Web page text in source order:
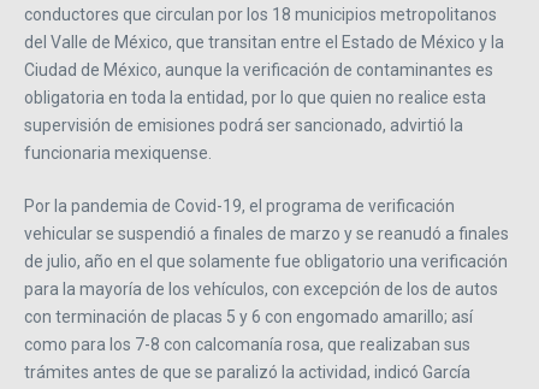
conductores que circulan por los 18 municipios metropolitanos
del Valle de México, que transitan entre el Estado de México y la
Ciudad de México, aunque la verificación de contaminantes es
obligatoria en toda la entidad, por lo que quien no realice esta
supervisión de emisiones podrá ser sancionado, advirtió la
funcionaria mexiquense.
Por la pandemia de Covid-19, el programa de verificación
vehicular se suspendió a finales de marzo y se reanudó a finales
de julio, año en el que solamente fue obligatorio una verificación
para la mayoría de los vehículos, con excepción de los de autos
con terminación de placas 5 y 6 con engomado amarillo; así
como para los 7-8 con calcomanía rosa, que realizaban sus
trámites antes de que se paralizó la actividad, indicó García